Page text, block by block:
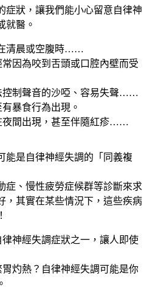
症狀，讓我們能小心留意自律神
就醫。
清晨或空腹時……
因為咬到舌頭或口腔內壁而受
控制聲音的沙啞、容易失聲……
暴食行為出現。
夜間出現，甚至伴隨紅疹……
能是自律神經失調的「同義複
症、慢性疲勞症候群等診斷來求
，其實在某些情況下，這些疾病
神經失調症狀之一，讓人即使
灼熱？自律神經失調可能是你